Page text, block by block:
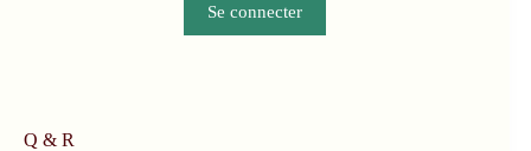
Se connecter
Q & R